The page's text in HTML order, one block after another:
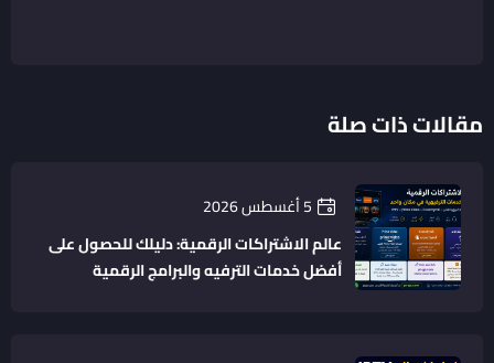
مقالات ذات صلة
5 أغسطس 2026
عالم الاشتراكات الرقمية: دليلك للحصول على
أفضل خدمات الترفيه والبرامج الرقمية